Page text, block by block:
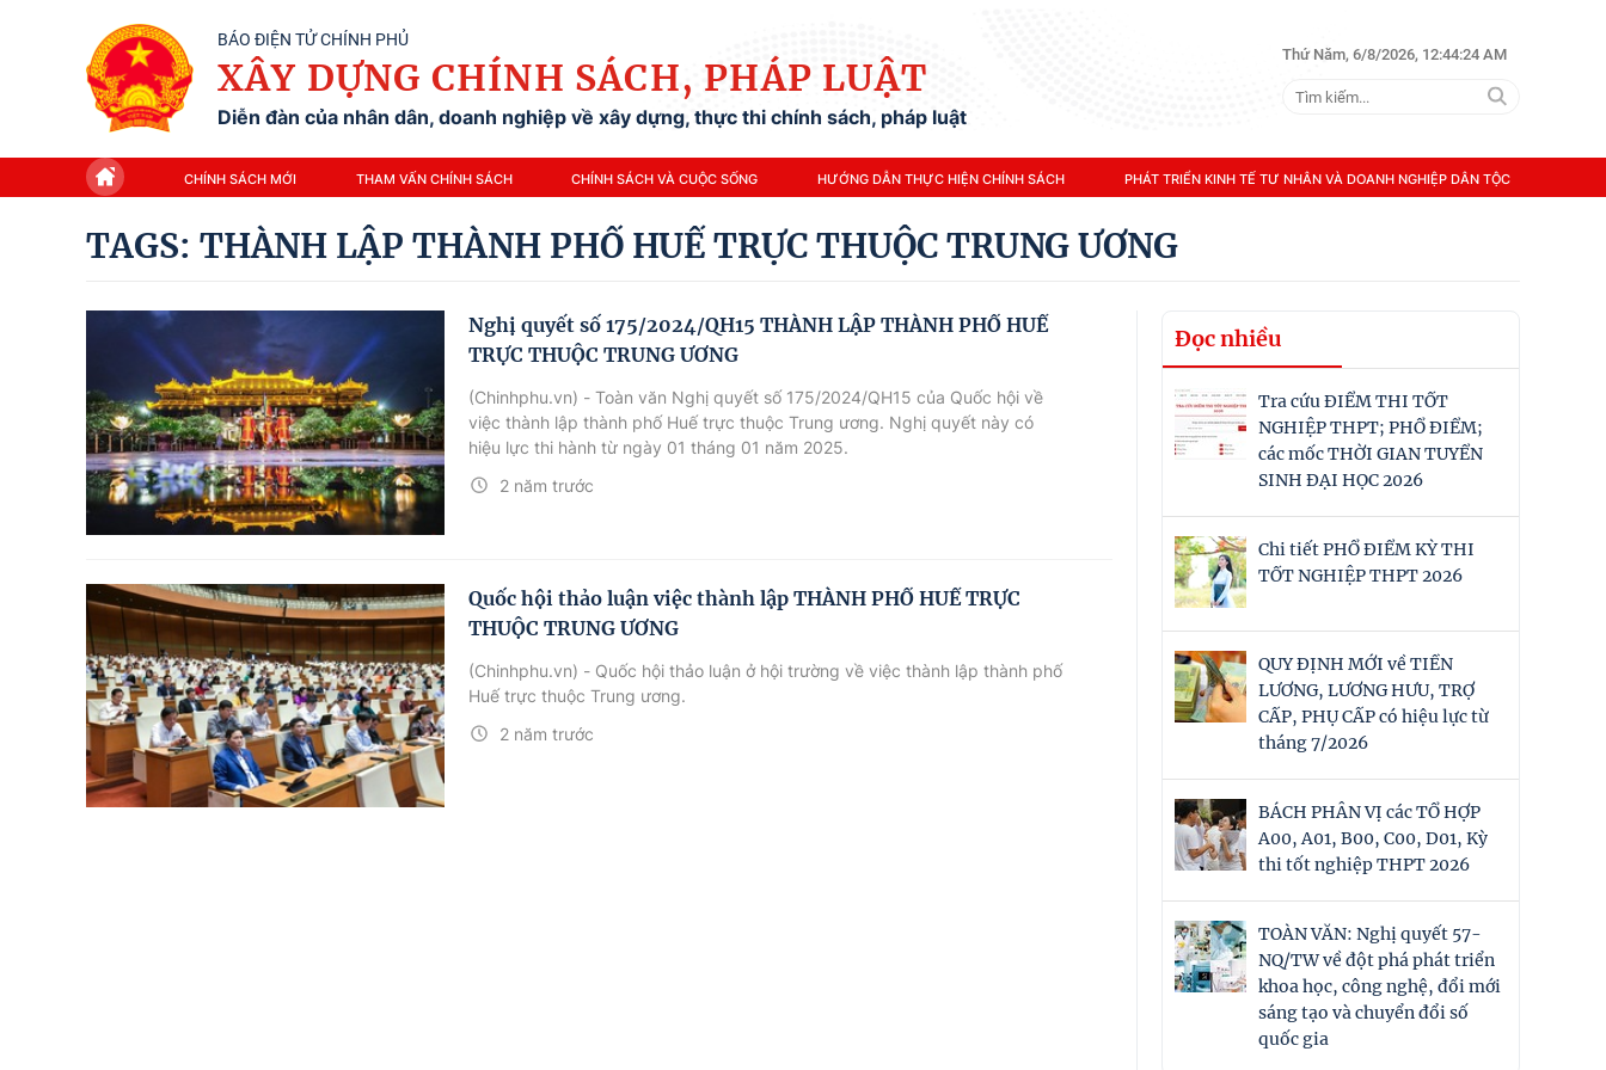
BÁO ĐIỆN TỬ CHÍNH PHỦ
XÂY DỰNG CHÍNH SÁCH, PHÁP LUẬT
Diễn đàn của nhân dân, doanh nghiệp về xây dựng, thực thi chính sách, pháp luật
Thứ Năm, 6/8/2026, 12:44:25 AM
CHÍNH SÁCH MỚI THAM VẤN CHÍNH SÁCH CHÍNH SÁCH VÀ CUỘC SỐNG HƯỚNG DẪN THỰC HIỆN CHÍNH SÁCH PHÁT TRIỂN KINH TẾ TƯ NHÂN VÀ DOANH NGHIỆP DÂN TỘC
TAGS: THÀNH LẬP THÀNH PHỐ HUẾ TRỰC THUỘC TRUNG ƯƠNG
Nghị quyết số 175/2024/QH15 THÀNH LẬP THÀNH PHỐ HUẾ
TRỰC THUỘC TRUNG ƯƠNG
2 năm trước
(Chinhphu.vn) - Toàn văn Nghị quyết số 175/2024/QH15 của Quốc hội về
việc thành lập thành phố Huế trực thuộc Trung ương. Nghị quyết này có
hiệu lực thi hành từ ngày 01 tháng 01 năm 2025.
Quốc hội thảo luận việc thành lập THÀNH PHỐ HUẾ TRỰC
THUỘC TRUNG ƯƠNG
2 năm trước
(Chinhphu.vn) - Quốc hội thảo luận ở hội trường về việc thành lập thành phố
Huế trực thuộc Trung ương.
Đọc nhiều
Tra cứu ĐIỂM THI TỐT
NGHIỆP THPT; PHỔ ĐIỂM;
các mốc THỜI GIAN TUYỂN
SINH ĐẠI HỌC 2026
Chi tiết PHỔ ĐIỂM KỲ THI
TỐT NGHIỆP THPT 2026
QUY ĐỊNH MỚI về TIỀN
LƯƠNG, LƯƠNG HƯU, TRỢ
CẤP, PHỤ CẤP có hiệu lực từ
tháng 7/2026
BÁCH PHÂN VỊ các TỔ HỢP
A00, A01, B00, C00, D01, Kỳ
thi tốt nghiệp THPT 2026
TOÀN VĂN: Nghị quyết 57-
NQ/TW về đột phá phát triển
khoa học, công nghệ, đổi mới
sáng tạo và chuyển đổi số
quốc gia